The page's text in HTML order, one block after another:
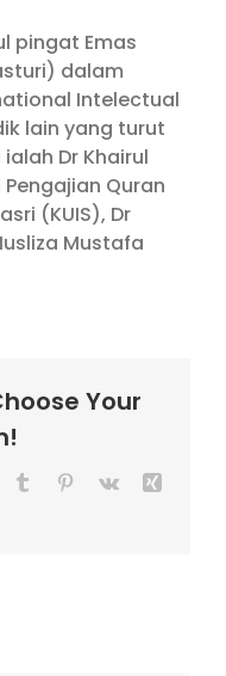
pingat Emas
dalam
Intelectual
lain yang turut
Dr Khairul
Quran
(KUIS), Dr
Mustafa
Your
Tumblr Pinterest
Vk